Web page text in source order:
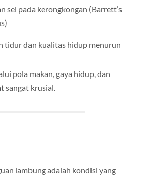
sel pada kerongkongan (Barrett’s
tidur dan kualitas hidup menurun
pola makan, gaya hidup, dan
sangat krusial.
lambung adalah kondisi yang